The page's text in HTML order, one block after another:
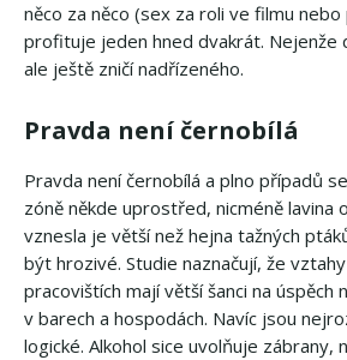
něco za něco (sex za roli ve filmu
profituje jeden hned dvakrát. Nejenže
ale ještě zničí nadřízeného.
Pravda není černobílá
Pravda není černobílá a plno případů
zóně někde uprostřed, nicméně lavina
vznesla je větší než hejna tažných
být hrozivé. Studie naznačují, že
pracovištích mají větší šanci na úspěch
v barech a hospodách. Navíc jsou
logické. Alkohol sice uvolňuje zábrany,